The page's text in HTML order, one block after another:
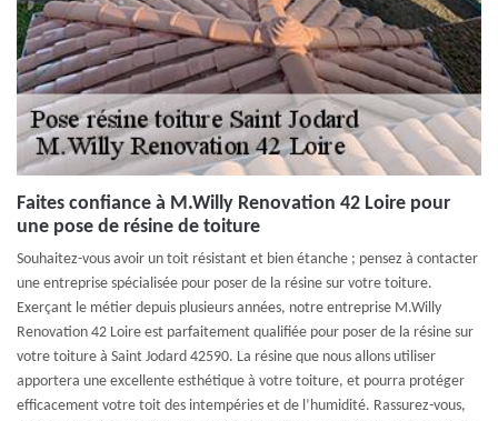
Faites confiance à M.Willy Renovation 42 Loire pour
une pose de résine de toiture
Souhaitez-vous avoir un toit résistant et bien étanche ; pensez à contacter
une entreprise spécialisée pour poser de la résine sur votre toiture.
Exerçant le métier depuis plusieurs années, notre entreprise M.Willy
Renovation 42 Loire est parfaitement qualifiée pour poser de la résine sur
votre toiture à Saint Jodard 42590. La résine que nous allons utiliser
apportera une excellente esthétique à votre toiture, et pourra protéger
efficacement votre toit des intempéries et de l’humidité. Rassurez-vous,